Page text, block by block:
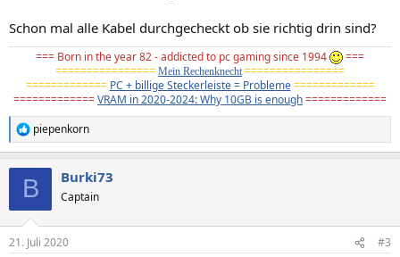
Schon mal alle Kabel durchgecheckt ob sie richtig drin sind?
=== Born in the year 82 - addicted to pc gaming since 1994
===
================ Mein Rechenknecht================
============= PC + billige Steckerleiste = Probleme=============
=============VRAM in 2020-2024: Why 10GB is enough=============
R
e
e
piepenkorn
B Burki73
Captain
21. Juli 2020 #3